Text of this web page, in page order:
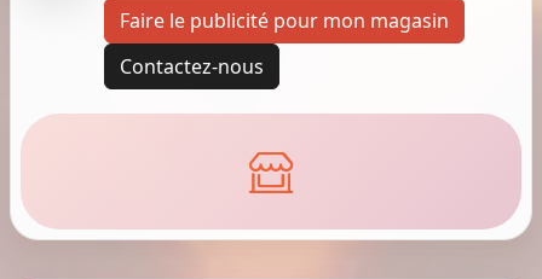
Faire le publicité pour mon magasin
Contactez-nous